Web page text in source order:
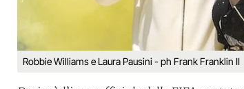
Robbie Williams e Laura Pausini - ph Frank Franklin II